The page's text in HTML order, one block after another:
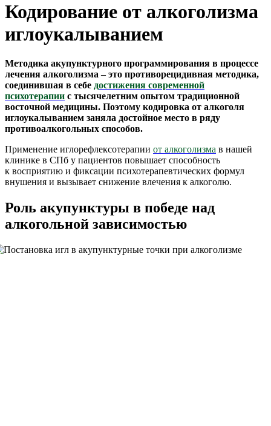
Кодирование от алкоголизма
иглоукалыванием
Методика акупунктурного программирования в процессе
лечения алкоголизма– это противорецидивная методика,
соединившая в себе достижения современной
психотерапии с тысячелетним опытом традиционной
восточной медицины. Поэтому кодировка от алкоголя
иглоукалыванием заняла достойное место в ряду
противоалкогольных способов.
Применение иглорефлексотерапии от алкоголизма в нашей
клинике в СПб у пациентов повышает способность
к восприятию и фиксации психотерапевтических формул
внушения и вызывает снижение влечения к алкоголю.
Роль акупунктуры в победе над
алкогольной зависимостью